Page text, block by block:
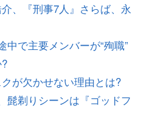
、『刑事7人』さらば、永
中で主要メンバーが“殉職”
が欠かせない理由とは?
髭剃りシーンは『ゴッドフ